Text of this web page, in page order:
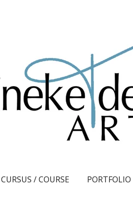
CURSUS / COURSE PORTFOLIO